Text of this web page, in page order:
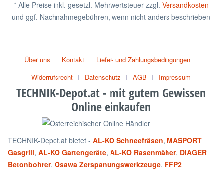
* Alle Preise inkl. gesetzl. Mehrwertsteuer zzgl. Versandkosten
und ggf. Nachnahmegebühren, wenn nicht anders beschrieben
Über uns Kontakt
Liefer- und Zahlungsbedingungen
Widerrufsrecht
Datenschutz AGB Impressum
TECHNIK-Depot.at - mit gutem Gewissen
Online einkaufen
TECHNIK-Depot.at bietet - AL-KO Schneefräsen, MASPORT
Gasgrill, AL-KO Gartengeräte, AL-KO Rasenmäher, DIAGER
Betonbohrer, Osawa Zerspanungswerkzeuge, FFP2